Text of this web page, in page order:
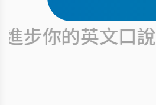
文口說能力嗎